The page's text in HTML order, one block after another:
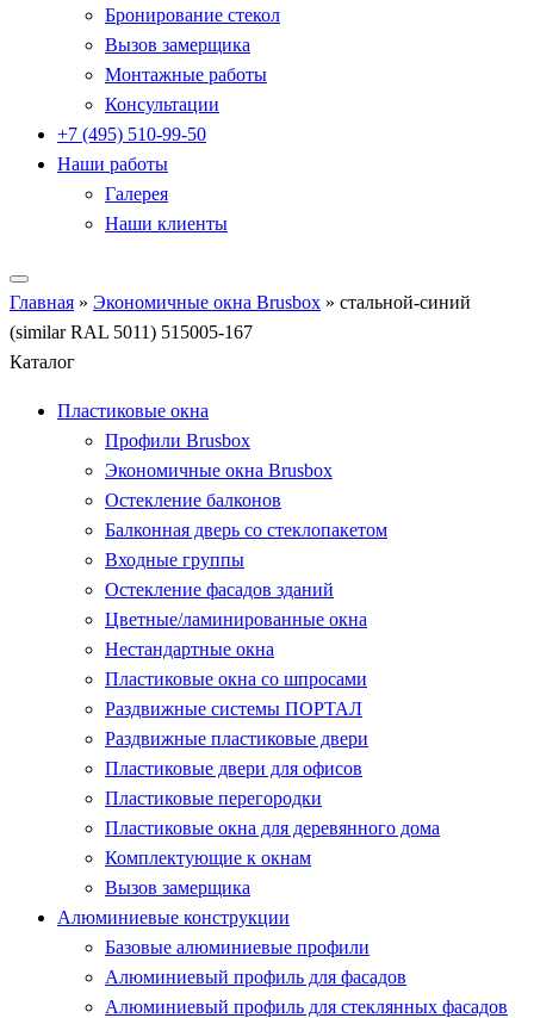
Бронирование стекол
Вызов замерщика
Монтажные работы
Консультации
+7 (495) 510-99-50
Наши работы
Галерея
Наши клиенты
Главная » Экономичные окна Brusbox » стальной-синий
(similar RAL 5011) 515005-167
Каталог
Пластиковые окна
Профили Brusbox
Экономичные окна Brusbox
Остекление балконов
Балконная дверь со стеклопакетом
Входные группы
Остекление фасадов зданий
Цветные/ламинированные окна
Нестандартные окна
Пластиковые окна со шпросами
Раздвижные системы ПОРТАЛ
Раздвижные пластиковые двери
Пластиковые двери для офисов
Пластиковые перегородки
Пластиковые окна для деревянного дома
Комплектующие к окнам
Вызов замерщика
Алюминиевые конструкции
Базовые алюминиевые профили
Алюминиевый профиль для фасадов
Алюминиевый профиль для стеклянных фасадов